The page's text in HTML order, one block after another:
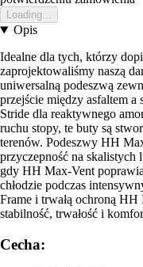
Loading...
Opis
Idealne dla tych, którzy
zaprojektowaliśmy naszą
uniwersalną podeszwą
przejście między asfaltem
Stride dla reaktywnego
ruchu stopy, te buty są
terenów. Podeszwy HH
przyczepność na
gdy HH Max-Vent
chłodzie podczas
Frame i trwałą ochroną HH
stabilność, trwałość i
Cecha: